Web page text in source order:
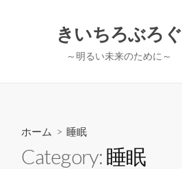
きいちろぶろぐ
～明るい未来のために～
ホーム > 睡眠
Category:睡眠